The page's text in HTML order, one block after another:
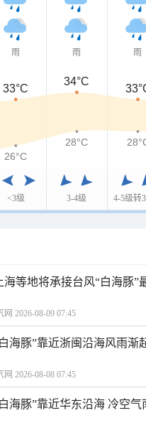
雨
<3级
雨
3-4级
雨
4-5级转
33°C
34°C
26°C
28°C
海等地将承接台风“白海豚”
网 2026-08-09 07:45
海豚”靠近浙闽沿海风雨渐
网 2026-08-08 07:45
海豚”靠近华东沿海 冷空